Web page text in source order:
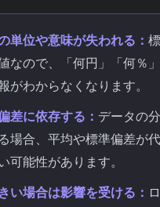
単位や意味が失われる：
なので、「何円」「何％
がわからなくなります。
差に依存する： データの
場合、平均や標準偏差が
可能性があります。
い場合は影響を受ける：